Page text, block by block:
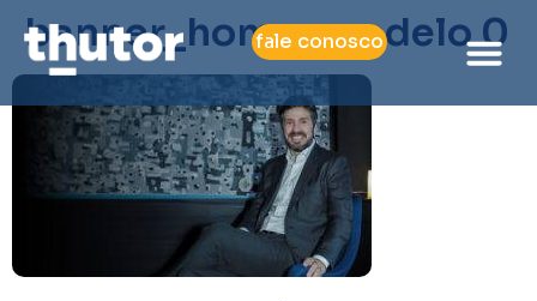
fale conosco
banner_home_modelo 0